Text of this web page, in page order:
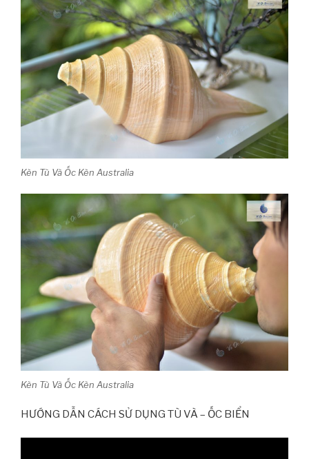
Kèn Tù Và Ốc Kèn Australia
Kèn Tù Và Ốc Kèn Australia
HƯỚNG DẪN CÁCH SỬ DỤNG TÙ VÀ – ỐC BIỂN